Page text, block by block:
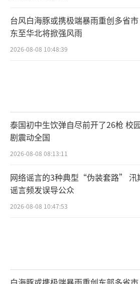
台风白海豚或携极端暴雨重创多省
东至华北将掀强风雨
2026-08-08 10:48:39
泰国初中生饮弹自尽前开了26枪 校
剧震动全国
2026-08-08 08:13:11
网络谣言的3种典型“伪装套路” 汛
谣言频发误导公众
2026-08-08 10:47:53